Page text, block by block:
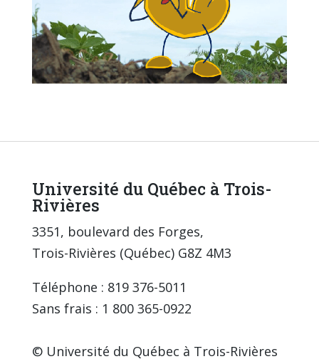
Université du Québec à Trois-
Rivières
3351, boulevard des Forges,
Trois-Rivières (Québec) G8Z 4M3
Téléphone : 819 376-5011
Sans frais : 1 800 365-0922
© Université du Québec à Trois-Rivières